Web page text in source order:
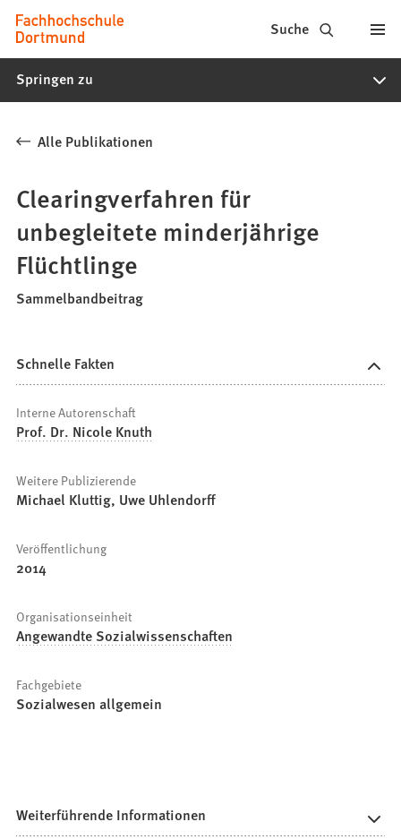
Inhalt anspringen
Fachhochschule
Dortmund
-
Studiengänge,
Bewerbung
Suche
Springen zu
Alle Publikationen
Clearingverfahren für
unbegleitete minderjährige
Flüchtlinge
Sammelbandbeitrag
Schnelle Fakten
Interne Autorenschaft
Prof. Dr. Nicole Knuth
Weitere Publizierende
Michael Kluttig, Uwe Uhlendorff
Veröffentlichung
2014
Organisationseinheit
Angewandte Sozialwissenschaften
Fachgebiete
Sozialwesen allgemein
Weiterführende Informationen